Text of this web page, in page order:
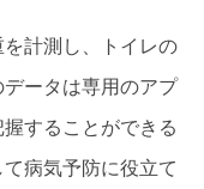
計測し、トイレの
ータは専用のアプ
することができる
病気予防に役立て